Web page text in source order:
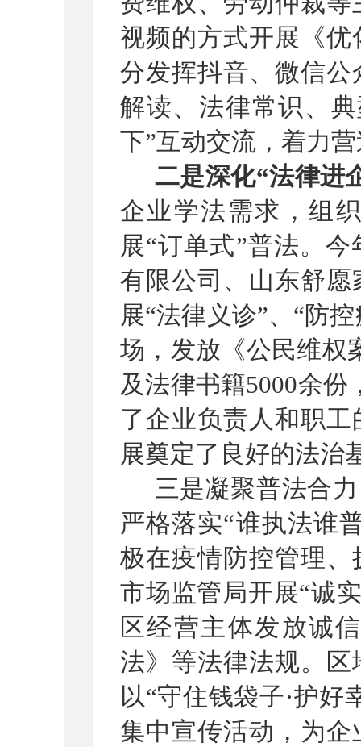
视频的方式开展《
分发挥抖音、微信公
解读、法律常识、
下”互动交流，着力
二是深化“法律进
企业学法需求 ，组
展“订单式”普法。今
有限公司、山东舒
展“法律义诊”、 “防
场，发放《公民维权
及法律书籍5000余份
了企业负责人和职工
展奠定了良好的法治
三是凝聚普法合
严格落实“谁执法谁
极在疫情防控管理
市场监管局开展“诚
区经营主体发放诚
法》等法律法规。
以“守住钱袋子·护好
集中宣传活动，为